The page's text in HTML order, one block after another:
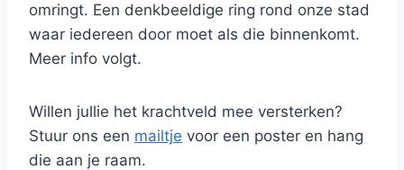
omringt. Een denkbeeldige ring rond onze stad
waar iedereen door moet als die binnenkomt.
Meer info volgt.
Willen jullie het krachtveld mee versterken?
Stuur ons een mailtje voor een poster en hang
die aan je raam.